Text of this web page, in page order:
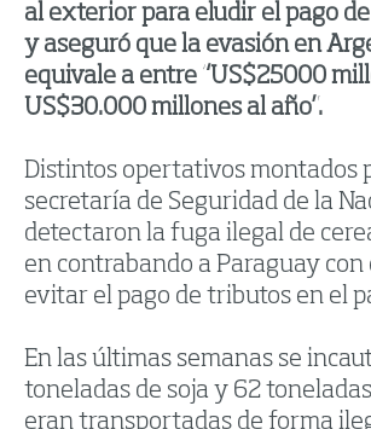
al exterior para eludir el pago
y aseguró que la evasión en
equivale a entre “US$25000
US$30.000 millones al año”.
Distintos opertativos montados
secretaría de Seguridad de la
detectaron la fuga ilegal de
en contrabando a Paraguay con
evitar el pago de tributos en el
En las últimas semanas se
toneladas de soja y 62
eran transportadas de forma